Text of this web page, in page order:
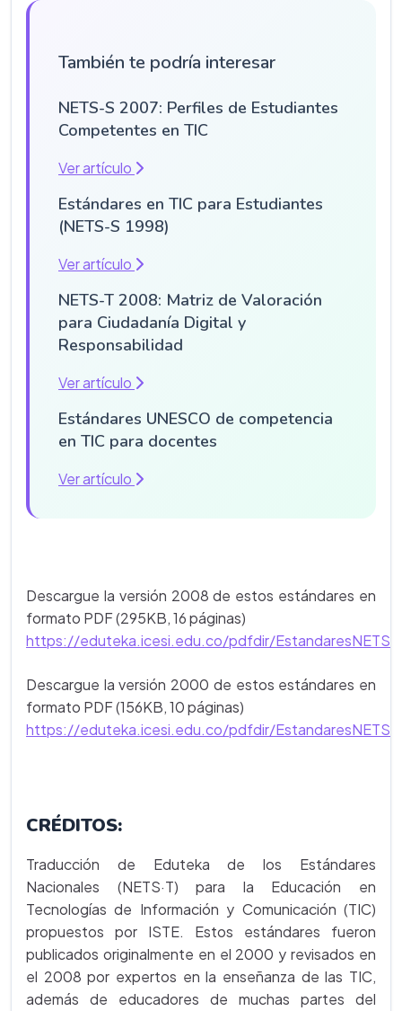
También te podría interesar
NETS-S 2007: Perfiles de Estudiantes
Competentes en TIC
Ver artículo
Estándares en TIC para Estudiantes
(NETS-S 1998)
Ver artículo
NETS-T 2008: Matriz de Valoración
para Ciudadanía Digital y
Responsabilidad
Ver artículo
Estándares UNESCO de competencia
en TIC para docentes
Ver artículo
Descargue la versión 2008 de estos estándares en
formato PDF (295KB, 16 páginas)
https://eduteka.icesi.edu.co/pdfdir/
Descargue la versión 2000 de estos estándares en
formato PDF (156KB, 10 páginas)
https://eduteka.icesi.edu.co/pdfdir/
CRÉDITOS:
Traducción de Eduteka de los Estándares
Nacionales (NETS·T) para la Educación en
Tecnologías de Información y Comunicación (TIC)
propuestos por ISTE. Estos estándares fueron
publicados originalmente en el 2000 y revisados en
el 2008 por expertos en la enseñanza de las TIC,
además de educadores de muchas partes del